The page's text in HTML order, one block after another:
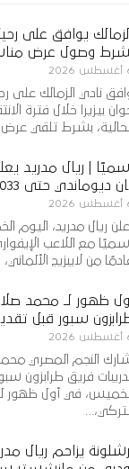
الزمالك يوافق على
وصول عرض
نادي الزمالك على
بيزيرا خلال فترة
الحالية، بشرط تلقي
| ريال مدريد
ديوماندي حتى 2033
ريال مدريد، اليوم
مع اللاعب
من لايبزيج
أول ظهور لـ محمد
سبور قبل
النجم المصري
فريق طرابزون
الخميس، في أول ظهور
التركي،…
يزاحم ريال